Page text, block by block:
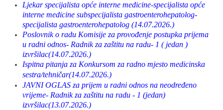
Ljekar specijalista opće interne medicine-specijalista opće
interne medicine subspecijalista gastroenterohepatolog-
specijalista gastroenterohepatolog (14.07.2026.)
Poslovnik o radu Komisije za provođenje postupka prijema
u radni odnos- Radnik za zaštitu na radu- 1 ( jedan )
izvršilac(14.07.2026.)
Ispitna pitanja za Konkursom za radno mjesto medicinska
sestra/tehničar(14.07.2026.)
JAVNI OGLAS za prijem u radni odnos na neodređeno
vrijeme- Radnik za zaštitu na radu - 1 (jedan)
izvršilac(13.07.2026.)